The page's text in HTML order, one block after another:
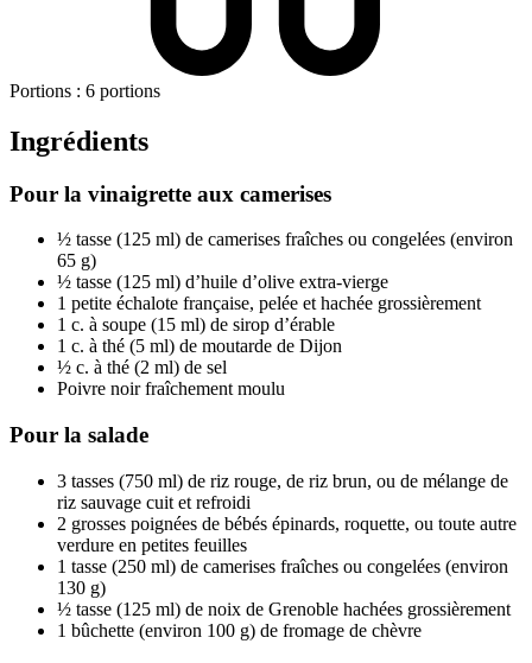
Portions : 6 portions
Ingrédients
Pour la vinaigrette aux camerises
½ tasse (125 ml) de camerises fraîches ou congelées (environ
65 g)
½ tasse (125 ml) d’huile d’olive extra-vierge
1 petite échalote française, pelée et hachée grossièrement
1 c. à soupe (15 ml) de sirop d’érable
1 c. à thé (5 ml) de moutarde de Dijon
½ c. à thé (2 ml) de sel
Poivre noir fraîchement moulu
Pour la salade
3 tasses (750 ml) de riz rouge, de riz brun, ou de mélange de
riz sauvage cuit et refroidi
2 grosses poignées de bébés épinards, roquette, ou toute autre
verdure en petites feuilles
1 tasse (250 ml) de camerises fraîches ou congelées (environ
130 g)
½ tasse (125 ml) de noix de Grenoble hachées grossièrement
1 bûchette (environ 100 g) de fromage de chèvre